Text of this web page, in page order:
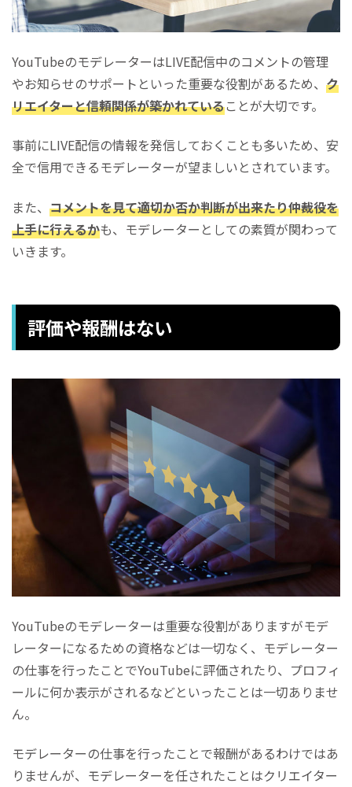
YouTubeのモデレーターはLIVE配信中のコメントの管理
やお知らせのサポートといった重要な役割があるため、 ク
リエイターと信頼関係が築かれていることが大切です。
事前にLIVE配信の情報を発信しておくことも多いため、安
全で信用できるモデレーターが望ましいとされています。
また、 コメントを見て適切か否か判断が出来たり仲裁役を
上手に行えるかも、モデレーターとしての素質が関わって
いきます。
評価や報酬はない
YouTubeのモデレーターは重要な役割がありますがモデ
レーターになるための資格などは一切なく、モデレーター
の仕事を行ったことでYouTubeに評価されたり、プロフィ
ールに何か表示がされるなどといったことは一切ありませ
ん。
モデレーターの仕事を行ったことで報酬があるわけではあ
りませんが、モデレーターを任されたことはクリエイター